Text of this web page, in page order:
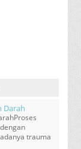
Darah
trauma